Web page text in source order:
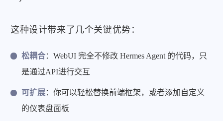
这种设计带来了几个关键优势：
松耦合：WebUI 完全不修改 Hermes Agent 的代码，只
是通过API进行交互
可扩展：你可以轻松替换前端框架，或者添加自定义
的仪表盘面板